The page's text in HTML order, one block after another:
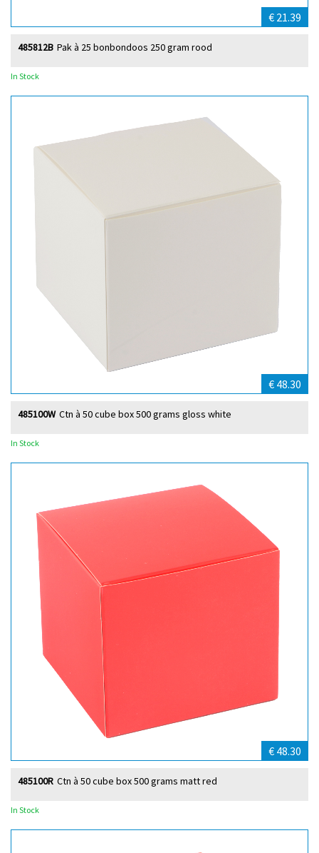
€ 21.39
Pak à 25 bonbondoos 250 gram rood
485812B
In Stock
€ 48.30
Ctn à 50 cube box 500 grams gloss white
485100W
In Stock
€ 48.30
Ctn à 50 cube box 500 grams matt red
485100R
In Stock